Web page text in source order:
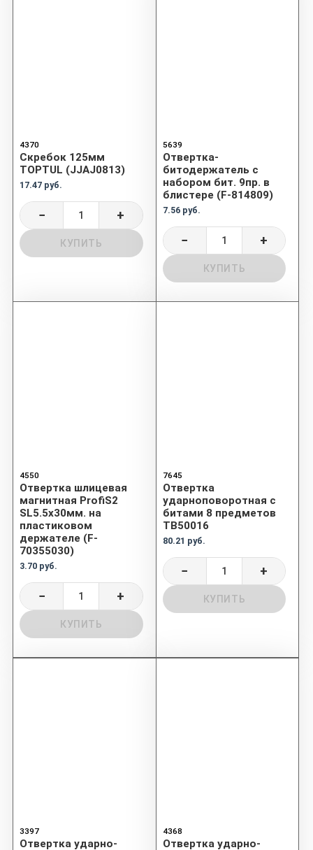
4370
Скребок 125мм
TOPTUL (JJAJ0813)
17.47 руб.
− +
КУПИТЬ
5639
Отвертка-
битодержатель с
набором бит. 9пр. в
блистере (F-814809)
7.56 руб.
− +
КУПИТЬ
4550
Отвертка шлицевая
магнитная ProfiS2
SL5.5х30мм. на
пластиковом
держателе (F-
70355030)
3.70 руб.
− +
КУПИТЬ
7645
Отвертка
ударноповоротная с
битами 8 предметов
TB50016
80.21 руб.
− +
КУПИТЬ
3397
Отвертка ударно-
4368
Отвертка ударно-